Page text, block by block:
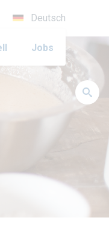
Deutsch
Jobs